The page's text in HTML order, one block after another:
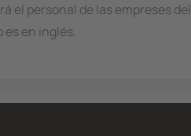
el personal de las empreses
es en inglés.